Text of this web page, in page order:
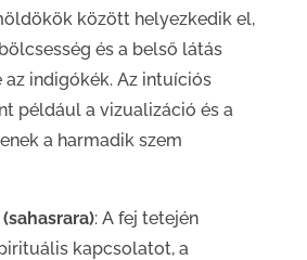
között helyezkedik el,
és a belső látás
az indigókék. Az intuíciós
például a vizualizáció és a
a harmadik szem
: A fej tetején
kapcsolatot, a